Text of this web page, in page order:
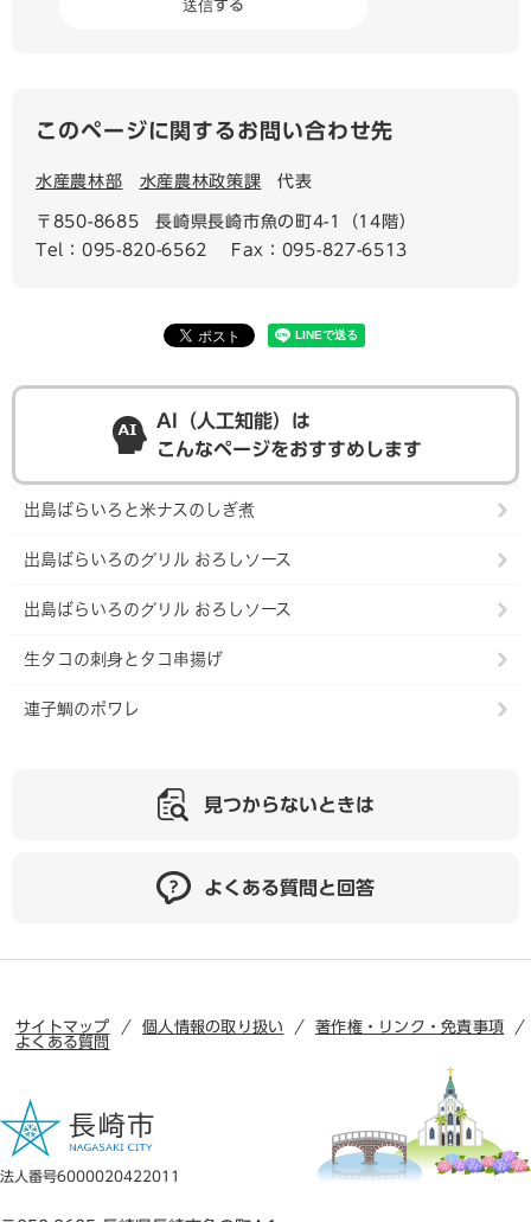
このページに関するお問い合わせ先
水産農林部 水産農林政策課 代表
〒850-8685
長崎県長崎市魚の町4-1（14階）
Tel：095-820-6562
Fax：095-827-6513
AI（人工知能）は
こんなページをおすすめします
出島ばらいろと米ナスのしぎ煮
出島ばらいろのグリル おろしソース
出島ばらいろのグリル おろしソース
生タコの刺身とタコ串揚げ
連子鯛のポワレ
見つからないときは
よくある質問と回答
サイトマップ 個人情報の取り扱い
著作権・リンク・免責事項
よくある質問
法人番号6000020422011